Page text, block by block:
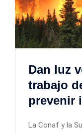
Dan luz
trabajo
prevenir
La Conaf y la